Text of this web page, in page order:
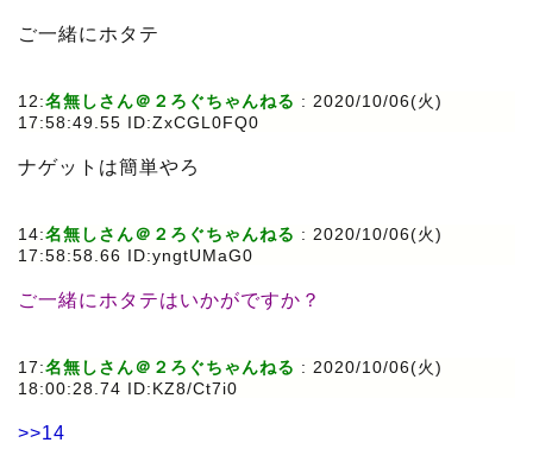
ご一緒にホタテ
12:名無しさん＠２ろぐちゃんねる : 2020/10/06(火)
17:58:49.55 ID:ZxCGL0FQ0
ナゲットは簡単やろ
14:名無しさん＠２ろぐちゃんねる : 2020/10/06(火)
17:58:58.66 ID:yngtUMaG0
ご一緒にホタテはいかがですか？
17:名無しさん＠２ろぐちゃんねる : 2020/10/06(火)
18:00:28.74 ID:KZ8/Ct7i0
>>14